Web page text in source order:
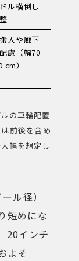
ル横倒し
入や廊下
慮（幅70
cm）
の車輪配置
前後を含め
幅を想定し
ル径）
短めにな
20インチ
よそ